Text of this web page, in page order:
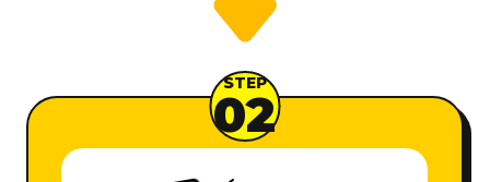
STEP
02